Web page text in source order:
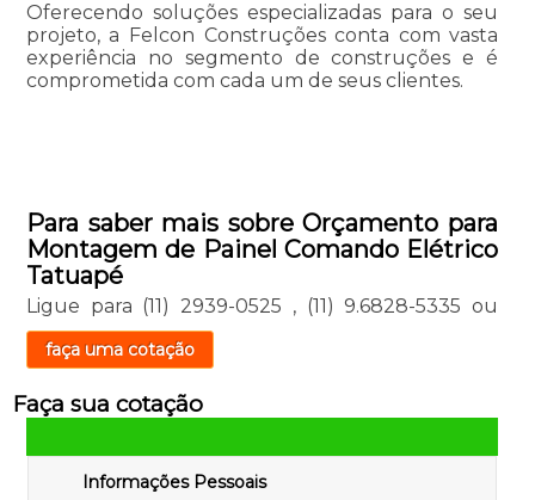
Oferecendo soluções especializadas para o seu
projeto, a Felcon Construções conta com vasta
experiência no segmento de construções e é
comprometida com cada um de seus clientes.
Para saber mais sobre Orçamento para
Montagem de Painel Comando Elétrico
Tatuapé
Ligue para (11) 2939-0525 , (11) 9.6828-5335 ou
faça uma cotação
Faça sua cotação
Informações Pessoais